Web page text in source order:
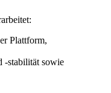
Plattform,
-stabilität sowie